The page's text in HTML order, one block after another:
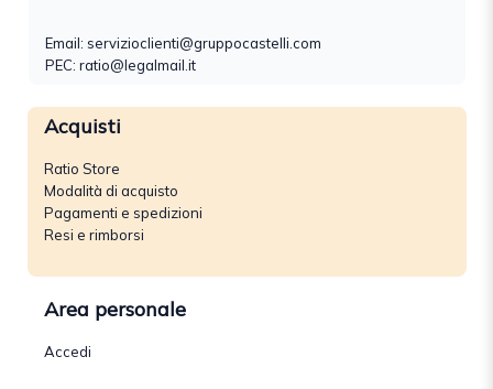
Email: servizioclienti@gruppocastelli.com
PEC: ratio@legalmail.it
Acquisti
Ratio Store
Modalità di acquisto
Pagamenti e spedizioni
Resi e rimborsi
Area personale
Accedi